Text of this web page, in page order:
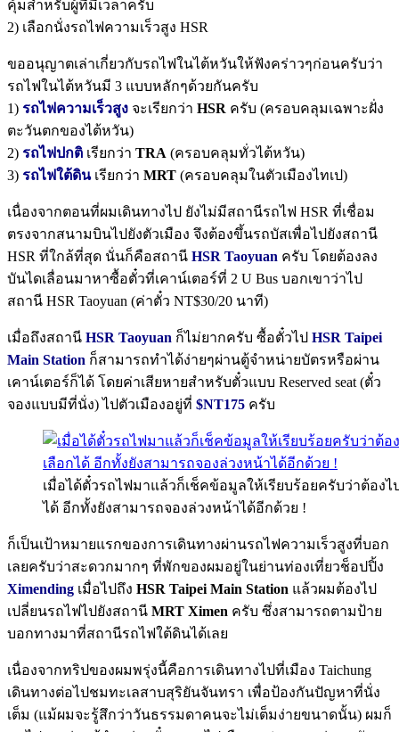
คุ้มสำหรับผู้ที่มีเวลาครับ
2) เลือกนั่งรถไฟความเร็วสูง HSR
ขออนุญาตเล่าเกี่ยวกับรถไฟในไต้หวันให้ฟังคร่าวๆก่อนครับว่า
รถไฟในไต้หวันมี 3 แบบหลักๆด้วยกันครับ
1) รถไฟความเร็วสูง จะเรียกว่า HSR ครับ (ครอบคลุมเฉพาะฝั่ง
ตะวันตกของไต้หวัน)
2) รถไฟปกติ เรียกว่า TRA (ครอบคลุมทั่วไต้หวัน)
3) รถไฟใต้ดินเรียกว่า MRT (ครอบคลุมในตัวเมืองไทเป)
เนื่องจากตอนที่ผมเดินทางไป ยังไม่มีสถานีรถไฟ HSR ที่เชื่อม
ตรงจากสนามบินไปยังตัวเมือง จึงต้องขึ้นรถบัสเพื่อไปยังสถานี
HSR ที่ใกล้ที่สุด นั่นก็คือสถานี HSR Taoyuan ครับ โดยต้องลง
บันไดเลื่อนมาหาซื้อตั๋วที่เคาน์เตอร์ที่ 2 U Bus บอกเขาว่าไป
สถานี HSR Taoyuan (ค่าตั๋ว NT$30/20 นาที)
เมื่อถึงสถานี HSR Taoyuan ก็ไม่ยากครับ ซื้อตั๋วไป HSR Taipei
Main Station ก็สามารถทำได้ง่ายๆผ่านตู้จำหน่ายบัตรหรือผ่าน
เคาน์เตอร์ก็ได้ โดยค่าเสียหายสำหรับตั๋วแบบ Reserved seat (ตั๋ว
จองแบบมีที่นั่ง) ไปตัวเมืองอยู่ที่ $NT175 ครับ
เมื่อได้ตั๋วรถไฟมาแล้วก็เช็คข้อมูลให้เรียบร้อยครับว่าต้อง
ได้ อีกทั้งยังสามารถจองล่วงหน้าได้อีกด้วย !
ก็เป็นเป้าหมายแรกของการเดินทางผ่านรถไฟความเร็วสูงที่บอก
เลยครับว่าสะดวกมากๆ ที่พักของผมอยู่ในย่านท่องเที่ยวช็อปปิ้ง
Ximending เมื่อไปถึง HSR Taipei Main Station แล้วผมต้องไป
เปลี่ยนรถไฟไปยังสถานี MRT Ximen ครับ ซึ่งสามารถตามป้าย
บอกทางมาที่สถานีรถไฟใต้ดินได้เลย
เนื่องจากทริปของผมพรุ่งนี้คือการเดินทางไปที่เมือง Taichung
เดินทางต่อไปชมทะเลสาบสุริยันจันทรา เพื่อป้องกันปัญหาที่นั่ง
เต็ม (แม้ผมจะรู้สึกว่าวันธรรมดาคนจะไม่เต็มง่ายขนาดนั้น) ผมก็